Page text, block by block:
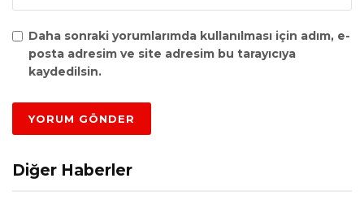
Daha sonraki yorumlarımda kullanılması için adım, e-
posta adresim ve site adresim bu tarayıcıya
kaydedilsin.
Diğer Haberler